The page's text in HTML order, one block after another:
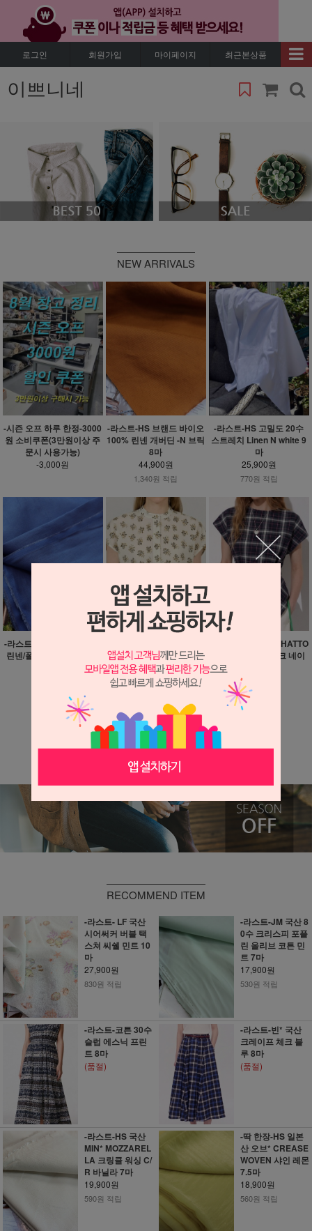
로그인 회원가입 마이페이지 최근본상품
이쁘니네
NEW ARRIVALS
-시즌 오프 하루 한정-3000
원 소비쿠폰(3만원이상 주
문시 사용가능)
-3,000원
-라스트-HS 브랜드 바이오
100% 린넨 개버딘 -N 브릭
8마
44,900원
1,340원 적립
-라스트-HS 고밀도 20수
스트레치 Linen N white 9
마
25,900원
770원 적립
-라스트-JM 브랜딩 바이오
린넨/폴리 개버딘 블루 10
스데이 야생화 10마
23,900원
710원 적립
-라스트-HS 일본산 HATTO
RI 코튼 크링클 체크 네이
29,900원
890원 적립
더보기 ▼
RECOMMEND ITEM
-라스트- LF 국산
시어써커 버블 택
스쳐 씨쉘 민트 10
마
27,900원
830원 적립
-라스트-JM 국산 8
0수 크리스피 포플
린 올리브 코튼 민
트 7마
17,900원
530원 적립
-라스트-코튼 30수
슬럽 에스닉 프린
트 8마
(품절)
-라스트-빈* 국산
크레이프 체크 블
루 8마
(품절)
-라스트-HS 국산
MIN* MOZZAREL
LA 크링클 워싱 C/
R 바닐라 7마
19,900원
590원 적립
-딱 한장-HS 일본
산 오브* CREASE
WOVEN 샤인 레몬
7.5마
18,900원
560원 적립